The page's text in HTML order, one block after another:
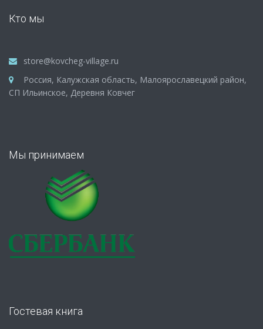
Кто мы
store@kovcheg-village.ru
Россия, Калужская область, Малоярославецкий район,
СП Ильинское, Деревня Ковчег
Мы принимаем
Гостевая книга